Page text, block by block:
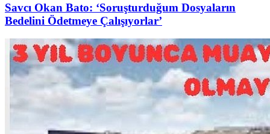
Savcı Okan Bato: ‘Soruşturduğum Dosyaların
Bedelini Ödetmeye Çalışıyorlar’